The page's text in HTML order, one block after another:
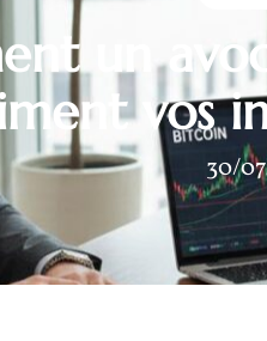
un
vos
30/